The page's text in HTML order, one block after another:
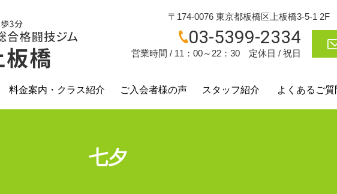
〒174-0076 東京都板橋区上板橋3-5-1 2F
03-5399-2334
営業時間 / 11：00～22：30 定休日 / 祝日
料金案内・クラス紹介 ご入会者様の声 スタッフ紹介 よくあるご質
七夕